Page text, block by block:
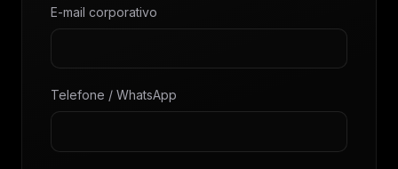
E-mail corporativo
Telefone / WhatsApp